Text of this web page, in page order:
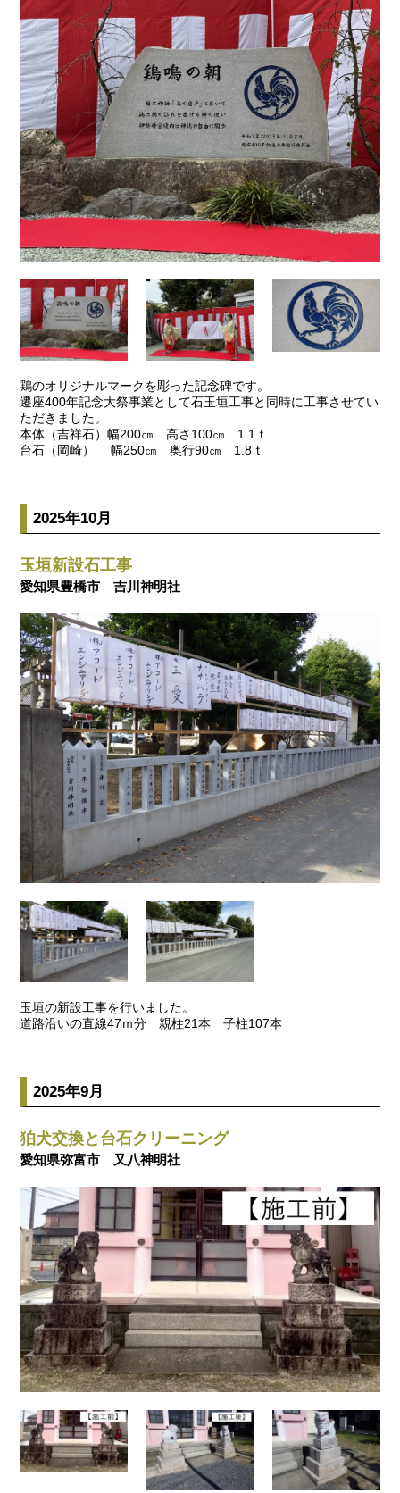
鶏のオリジナルマークを彫った記念碑です。
遷座400年記念大祭事業として石玉垣工事と同時に工事させてい
ただきました。
本体（吉祥石）幅200㎝ 高さ100㎝ 1.1ｔ
台石（岡崎） 幅250㎝ 奥行90㎝ 1.8ｔ
2025年10月
玉垣新設石工事
愛知県豊橋市 吉川神明社
玉垣の新設工事を行いました。
道路沿いの直線47ｍ分 親柱21本 子柱107本
2025年9月
狛犬交換と台石クリーニング
愛知県弥富市 又八神明社